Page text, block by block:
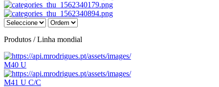
Produtos / Linha mondial
M40 U
M41 U C/C